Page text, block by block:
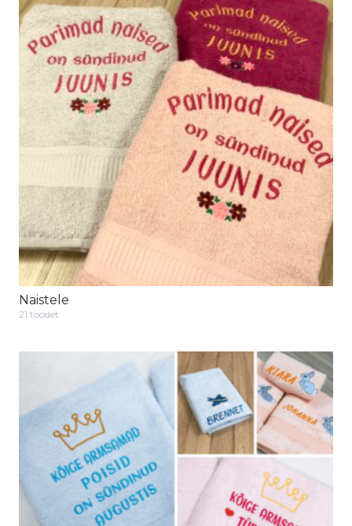
Naistele
21 toodet